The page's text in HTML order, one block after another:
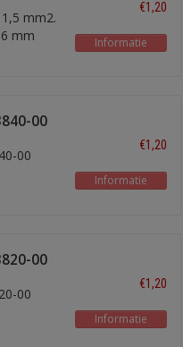
mm2.
mm
€1,20
Informatie
00
00
€1,20
Informatie
00
00
€1,20
Informatie